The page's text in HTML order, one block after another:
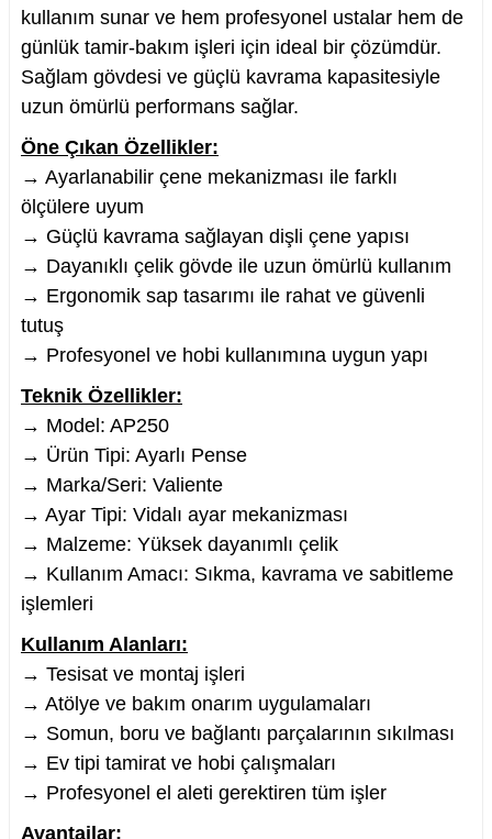
ve Lehim Teli
kullanım sunar ve hem profesyonel ustalar hem de
günlük tamir-bakım işleri için ideal bir çözümdür.
Sağlam gövdesi ve güçlü kavrama kapasitesiyle
uzun ömürlü performans sağlar.
Öne Çıkan Özellikler:
→ Ayarlanabilir çene mekanizması ile farklı
ölçülere uyum
→ Güçlü kavrama sağlayan dişli çene yapısı
→ Dayanıklı çelik gövde ile uzun ömürlü kullanım
→ Ergonomik sap tasarımı ile rahat ve güvenli
tutuş
→ Profesyonel ve hobi kullanımına uygun yapı
Teknik Özellikler:
→ Model: AP250
→ Ürün Tipi: Ayarlı Pense
→ Marka/Seri: Valiente
→ Ayar Tipi: Vidalı ayar mekanizması
→ Malzeme: Yüksek dayanımlı çelik
→ Kullanım Amacı: Sıkma, kavrama ve sabitleme
işlemleri
Kullanım Alanları:
→ Tesisat ve montaj işleri
→ Atölye ve bakım onarım uygulamaları
→ Somun, boru ve bağlantı parçalarının sıkılması
→ Ev tipi tamirat ve hobi çalışmaları
→ Profesyonel el aleti gerektiren tüm işler
Avantajlar: